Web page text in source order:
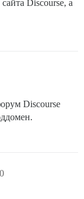
-- : Файл >
INFO -- : >
pups/
Discourse, а
Discourse